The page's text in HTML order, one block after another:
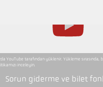
YouTube tarafından yüklenir. Yükleme
inceleyin.
Sorun giderme ve bilet